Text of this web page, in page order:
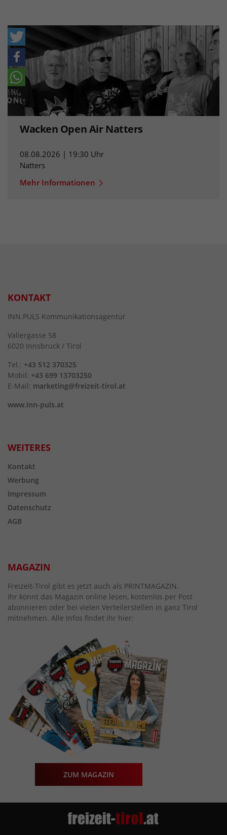
Wacken Open Air Natters
08.08.2026 | 19:30 Uhr
Natters
Mehr Informationen
KONTAKT
INN.PULS Kommunikationsagentur
Valiergasse 58
6020 Innsbruck / Tirol
Tel.: +43 512 370325
Mobil: +43 699 13703250
E-Mail: marketing@freizeit-tirol.at
www.inn-puls.at
WEITERES
Kontakt
Werbung
Impressum
Datenschutz
AGB
MAGAZIN
Freizeit-Tirol gibt es jetzt auch als PRINTMAGAZIN.
Ihr könnt das Magazin online lesen, kostenlos per Post
abonnieren oder bei vielen Verteilerstellen in ganz Tirol
mitnehmen. Alle Infos findet ihr hier:
ZUM MAGAZIN